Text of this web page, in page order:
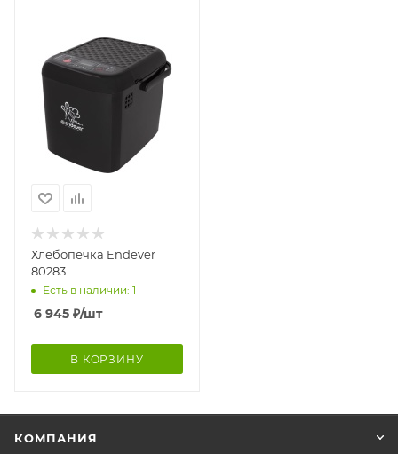
Хлебопечка Endever
80283
Есть в наличии: 1
6 945 ₽/шт
В КОРЗИНУ
КОМПАНИЯ